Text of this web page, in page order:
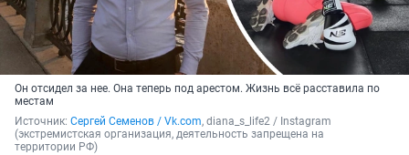
Он отсидел за нее. Она теперь под арестом. Жизнь всё расставила по
местам
Источник: Сергей Семенов / Vk.com, diana_s_life2 / Instagram
(экстремистская организация, деятельность запрещена на
территории РФ)